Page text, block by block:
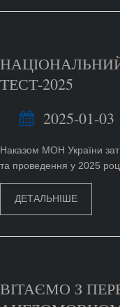
ТЕСТ-2025
2025-01-
Наказом МОН України
та проведення у 2025
ДЕТАЛЬНІШЕ
ВІТАЄМО З